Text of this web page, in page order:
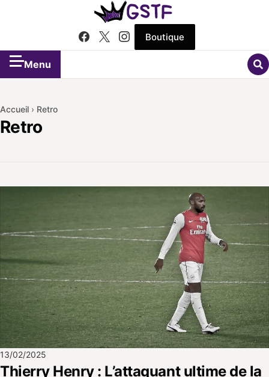
Boutique
Menu
Accueil › Retro
Retro
13/02/2025
Thierry Henry : L’attaquant ultime de la